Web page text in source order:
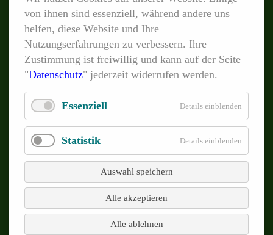
LUMiSpoc-
Messergebnisse
hochkarätiger
internationaler
Fachcommunity
PRODUKTE
Navigation
überspringen
LUMiSizer®
LUMiFuge®
LUMiReader® PSA
LUMiSpoc®
LUMiReader® X-Ray
LUMiFrac®
LUMiFlector® At-line-Variante
LUMiFlector® In-line-Variante
von ihnen sind essenziell, während andere uns
helfen, diese Website und Ihre
Nutzungserfahrungen zu verbessern. Ihre
Zustimmung ist freiwillig und kann auf der Seite
"Datenschutz" jederzeit widerrufen werden.
Essenziell Details einblenden
Statistik Details einblenden
Auswahl speichern
Alle akzeptieren
Alle ablehnen